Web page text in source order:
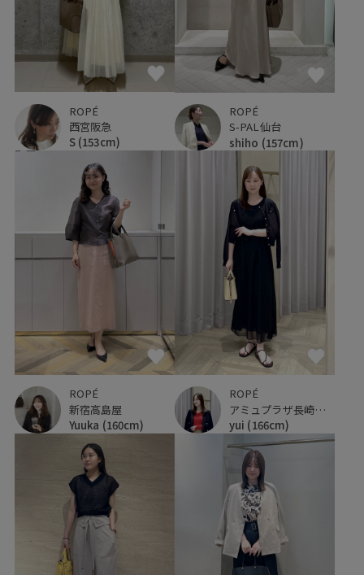
ROPÉ
西宮阪急
S (153cm)
ROPÉ
S-PAL仙台
shiho (157cm)
ROPÉ
新宿高島屋
Yuuka (160cm)
ROPÉ
アミュプラザ長崎新館
yui (166cm)